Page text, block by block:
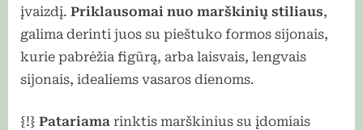
įvaizdį. Priklausomai nuo marškinių stiliaus,
galima derinti juos su pieštuko formos sijonais,
kurie pabrėžia figūrą, arba laisvais, lengvais
sijonais, idealiems vasaros dienoms.
{!} Patariama rinktis marškinius su įdomiais